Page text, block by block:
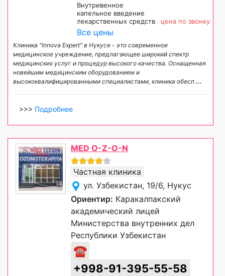
Внутривенное
капельное введение
лекарственных средств
цена по звонку
Все цены
Клиника "Innova Expert" в Нукусе - это современное
медицинское учреждение, предлагающее широкий спектр
медицинских услуг и процедур высокого качества. Оснащенная
новейшим медицинским оборудованием и
высококвалифицированными специалистами, клиника обесп ...
>>> Подробнее
MED O-Z-O-N
Частная клиника
ул. Узбекистан, 19/6, Нукус
Ориентир: Каракалпакский
академический лицей
Министерства внутренних дел
Республики Узбекистан
☎
+998-91-395-55-58